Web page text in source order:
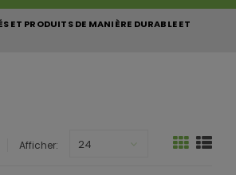
ET PRODUITS DE MANIÈRE DURABLE ET
Afficher: 24